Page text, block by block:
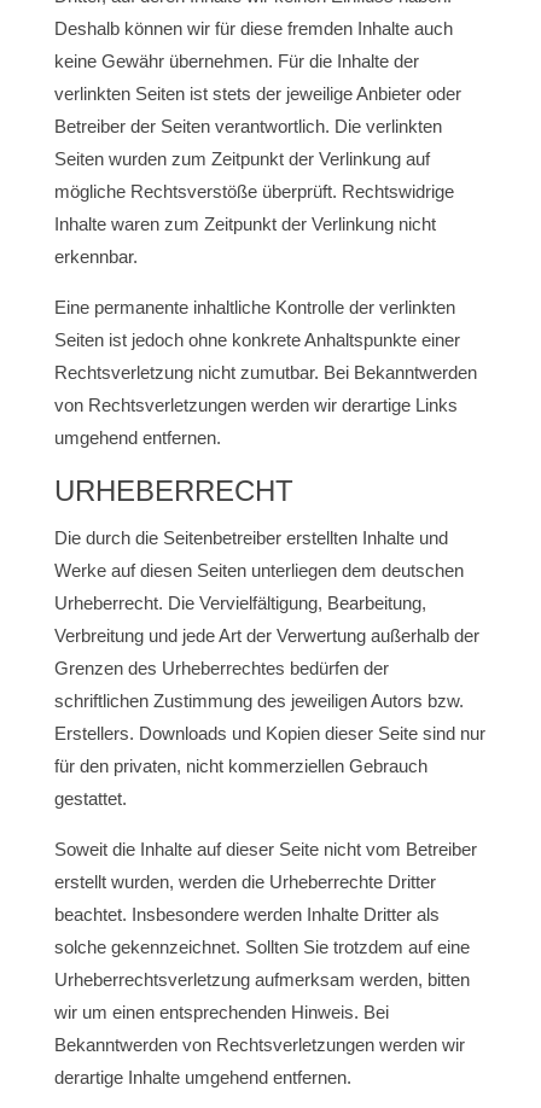
Deshalb können wir für diese fremden Inhalte auch
keine Gewähr übernehmen. Für die Inhalte der
verlinkten Seiten ist stets der jeweilige Anbieter oder
Betreiber der Seiten verantwortlich. Die verlinkten
Seiten wurden zum Zeitpunkt der Verlinkung auf
mögliche Rechtsverstöße überprüft. Rechtswidrige
Inhalte waren zum Zeitpunkt der Verlinkung nicht
erkennbar.
Eine permanente inhaltliche Kontrolle der verlinkten
Seiten ist jedoch ohne konkrete Anhaltspunkte einer
Rechtsverletzung nicht zumutbar. Bei Bekanntwerden
von Rechtsverletzungen werden wir derartige Links
umgehend entfernen.
URHEBERRECHT
Die durch die Seitenbetreiber erstellten Inhalte und
Werke auf diesen Seiten unterliegen dem deutschen
Urheberrecht. Die Vervielfältigung, Bearbeitung,
Verbreitung und jede Art der Verwertung außerhalb der
Grenzen des Urheberrechtes bedürfen der
schriftlichen Zustimmung des jeweiligen Autors bzw.
Erstellers. Downloads und Kopien dieser Seite sind nur
für den privaten, nicht kommerziellen Gebrauch
gestattet.
Soweit die Inhalte auf dieser Seite nicht vom Betreiber
erstellt wurden, werden die Urheberrechte Dritter
beachtet. Insbesondere werden Inhalte Dritter als
solche gekennzeichnet. Sollten Sie trotzdem auf eine
Urheberrechtsverletzung aufmerksam werden, bitten
wir um einen entsprechenden Hinweis. Bei
Bekanntwerden von Rechtsverletzungen werden wir
derartige Inhalte umgehend entfernen.